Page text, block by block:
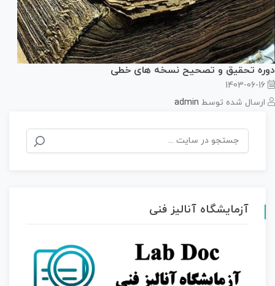
دوره تحقیق و تصحیح نسخه های خطی
ارسال شده توسط admin
جستجو
برای:
آزمایشگاه آنالیز فنی